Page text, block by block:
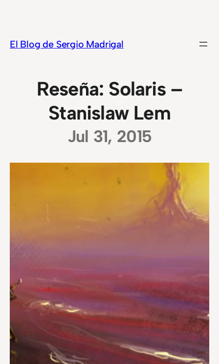
contenido
El Blog de Sergio Madrigal
Reseña: Solaris –
Stanislaw Lem
Jul 31, 2015